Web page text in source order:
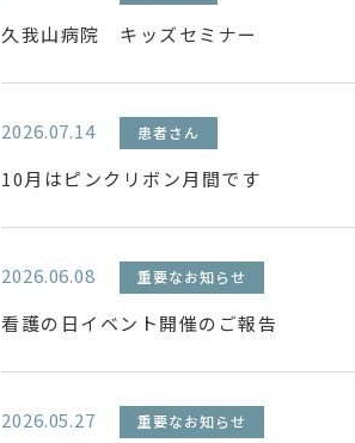
久我山病院 キッズセミナー
2026.07.14 患者さん
10月はピンクリボン月間です
2026.06.08 重要なお知らせ
看護の日イベント開催のご報告
2026.05.27 重要なお知らせ